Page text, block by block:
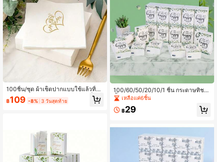
100ชิ้น/ชุด ผ้าเช็ดปากแบบใช้แล้วทิ้งรู
ปหัวใจ Mr & Mrs, ของตกแต่งผ้าเช็ดป
ากสำหรับงานปาร์ตี้ Happy Family, ข
สำหรับฤดูแต่งงาน
฿109 -8% 3 วันสุดท้าย
100/60/50/20/10/1 ชิ้น กระดาษทิชชู
น้ำตาแห่งความสุข, แบบขายส่งสำหรับ
งานแต่งงาน, 3 ชั้น สำหรับกระดาษทิช
ชูน้ำตาแห่งความสุขในงานแต่งงาน, เ
เหลือแค่6ชิ้น
฿29